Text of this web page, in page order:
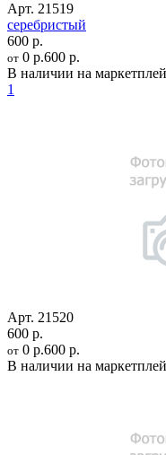
Арт. 21519
серебристый
600 р.
от 0 р.600 р.
В наличии на
1
Арт. 21520
600 р.
от 0 р.600 р.
В наличии на